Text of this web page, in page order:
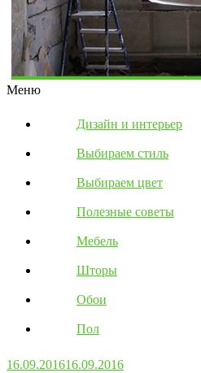
Меню
Дизайн и интерьер
Выбираем стиль
Выбираем цвет
Полезные советы
Мебель
Шторы
Обои
Пол
16.09.201616.09.2016